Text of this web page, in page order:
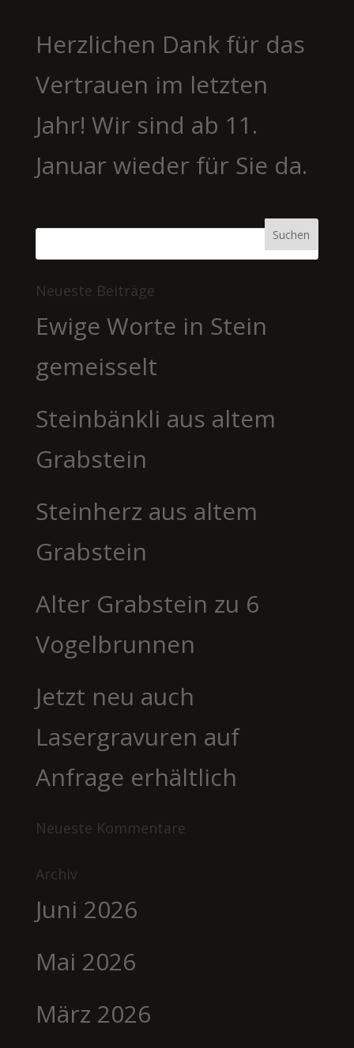
Herzlichen Dank für das
Vertrauen im letzten
Jahr! Wir sind ab 11.
Januar wieder für Sie da.
Neueste Beiträge
Ewige Worte in Stein
gemeisselt
Steinbänkli aus altem
Grabstein
Steinherz aus altem
Grabstein
Alter Grabstein zu 6
Vogelbrunnen
Jetzt neu auch
Lasergravuren auf
Anfrage erhältlich
Neueste Kommentare
Archiv
Juni 2026
Mai 2026
März 2026